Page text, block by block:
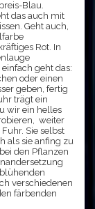
Blau.
das auch mit
Geht auch,
Rot. In
geht das:
oder einen
geben, fertig
trägt ein
wir ein helles
weiter
Sie selbst
als sie anfing zu
den Pflanzen
verschiedenen
färbenden